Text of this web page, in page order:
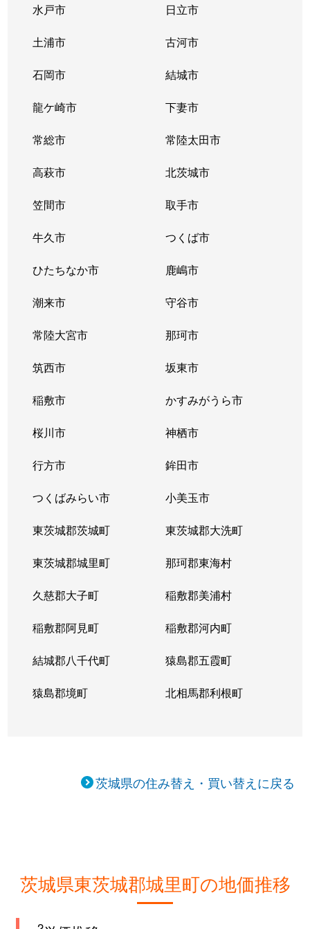
水戸市 日立市
土浦市 古河市
石岡市 結城市
龍ケ崎市 下妻市
常総市 常陸太田市
高萩市 北茨城市
笠間市 取手市
牛久市 つくば市
ひたちなか市 鹿嶋市
潮来市 守谷市
常陸大宮市 那珂市
筑西市 坂東市
稲敷市 かすみがうら市
桜川市 神栖市
行方市 鉾田市
つくばみらい市 小美玉市
東茨城郡茨城町 東茨城郡大洗町
東茨城郡城里町 那珂郡東海村
久慈郡大子町 稲敷郡美浦村
稲敷郡阿見町 稲敷郡河内町
結城郡八千代町 猿島郡五霞町
猿島郡境町 北相馬郡利根町
茨城県の住み替え・買い替えに戻る
茨城県東茨城郡城里町の地価推移